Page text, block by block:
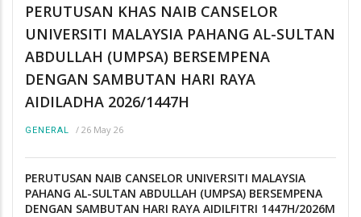
PERUTUSAN KHAS NAIB CANSELOR
UNIVERSITI MALAYSIA PAHANG AL-SULTAN
ABDULLAH (UMPSA) BERSEMPENA
DENGAN SAMBUTAN HARI RAYA
AIDILADHA 2026/1447H
GENERAL / 26 May 26
PERUTUSAN NAIB CANSELOR UNIVERSITI MALAYSIA
PAHANG AL-SULTAN ABDULLAH (UMPSA) BERSEMPENA
DENGAN SAMBUTAN HARI RAYA AIDILFITRI 1447H/2026M